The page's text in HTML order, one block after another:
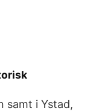
samt i Ystad,